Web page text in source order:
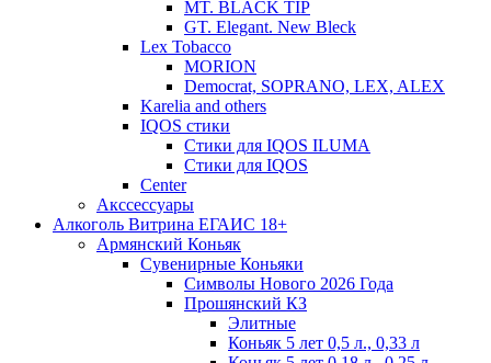
MT. BLACK TIP
GT. Elegant. New Bleck
Lex Tobacco
MORION
Democrat, SOPRANO, LEX, ALEX
Karelia and others
IQOS стики
Стики для IQOS ILUMA
Стики для IQOS
Сenter
Акссессуары
Алкоголь Витрина ЕГАИС 18+
Армянский Коньяк
Сувенирные Коньяки
Символы Нового 2026 Года
Прошянский КЗ
Элитные
Коньяк 5 лет 0,5 л., 0,33 л